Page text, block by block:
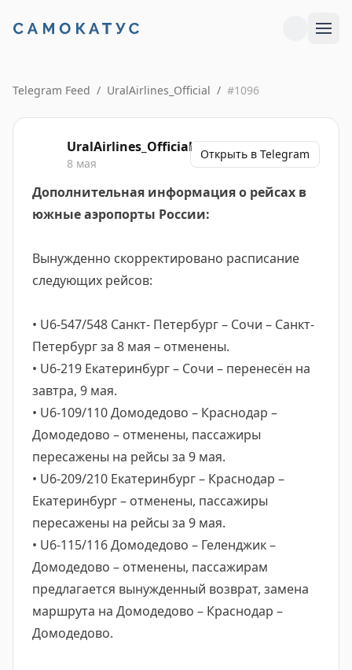
Telegram Feed / UralAirlines_Official / #1096
UralAirlines_Official
8 мая
Открыть в Telegram
Дополнительная информация о рейсах в
южные аэропорты России:
Вынужденно скорректировано расписание
следующих рейсов:
• U6-547/548 Санкт- Петербург – Сочи – Санкт-
Петербург за 8 мая – отменены.
• U6-219 Екатеринбург – Сочи – перенесён на
завтра, 9 мая.
• U6-109/110 Домодедово – Краснодар –
Домодедово – отменены, пассажиры
пересажены на рейсы за 9 мая.
• U6-209/210 Екатеринбург – Краснодар –
Екатеринбург – отменены, пассажиры
пересажены на рейсы за 9 мая.
• U6-115/116 Домодедово – Геленджик –
Домодедово – отменены, пассажирам
предлагается вынужденный возврат, замена
маршрута на Домодедово – Краснодар –
Домодедово.